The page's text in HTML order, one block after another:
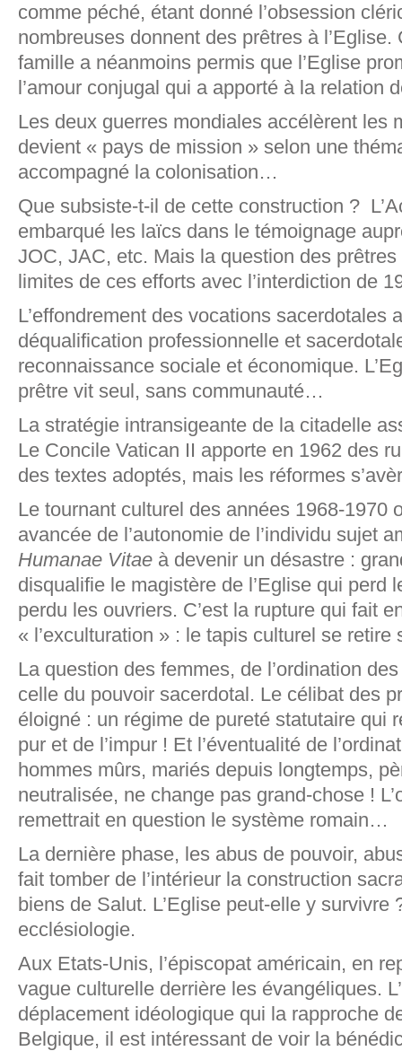
comme péché, étant donné l’obsession
nombreuses donnent des prêtres à
famille a néanmoins permis que l’Eglise
l’amour conjugal qui a apporté à la relation
Les deux guerres mondiales accélèrent les
devient « pays de mission » selon une
accompagné la colonisation…
Que subsiste-t-il de cette construction ?
embarqué les laïcs dans le témoignage
JOC, JAC, etc. Mais la question des
limites de ces efforts avec l’interdiction de
L’effondrement des vocations sacerdotales
déqualification professionnelle et
reconnaissance sociale et économique.
prêtre vit seul, sans communauté…
La stratégie intransigeante de la citadelle
Le Concile Vatican II apporte en 1962 des
des textes adoptés, mais les réformes
Le tournant culturel des années 1968-1970
avancée de l’autonomie de l’individu sujet
Humanae Vitae à devenir un désastre :
disqualifie le magistère de l’Eglise qui perd
perdu les ouvriers. C’est la rupture qui fait
« l’exculturation » : le tapis culturel se retire
La question des femmes, de l’ordination
celle du pouvoir sacerdotal. Le célibat des
éloigné : un régime de pureté statutaire qui
pur et de l’impur ! Et l’éventualité de
hommes mûrs, mariés depuis longtemps,
neutralisée, ne change pas grand-chose !
remettrait en question le système romain…
La dernière phase, les abus de pouvoir,
fait tomber de l’intérieur la construction
biens de Salut. L’Eglise peut-elle y survivre
ecclésiologie.
Aux Etats-Unis, l’épiscopat américain, en
vague culturelle derrière les évangéliques.
déplacement idéologique qui la rapproche
Belgique, il est intéressant de voir la